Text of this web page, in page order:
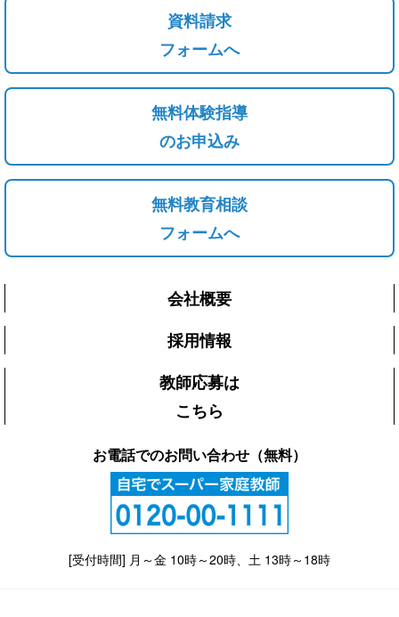
資料請求
フォームへ
無料体験指導
のお申込み
無料教育相談
フォームへ
会社概要
採用情報
教師応募は
こちら
お電話でのお問い合わせ（無料）
[受付時間] 月～金 10時～20時、土 13時～18時